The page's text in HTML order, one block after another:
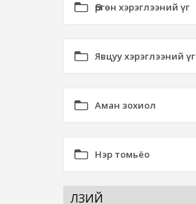
Өргөн хэрэглээний үг
Явцуу хэрэглээний үг
Аман зохиол
Нэр томьёо
ӨЛЗИЙ